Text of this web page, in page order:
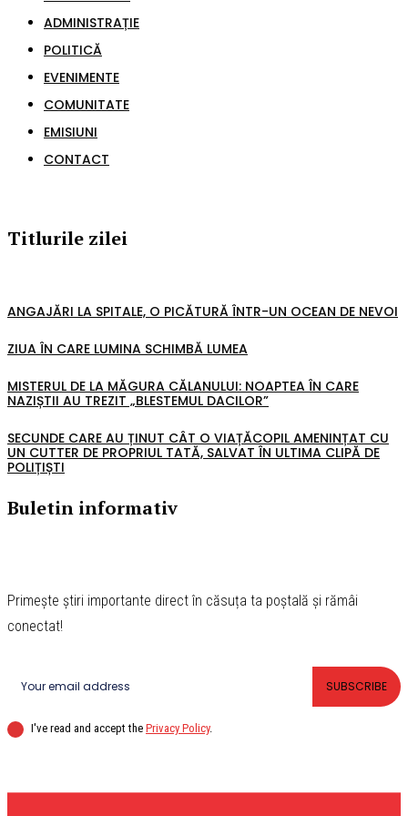
ADMINISTRAȚIE
POLITICĂ
EVENIMENTE
COMUNITATE
EMISIUNI
CONTACT
Titlurile zilei
ANGAJĂRI LA SPITALE, O PICĂTURĂ ÎNTR-UN OCEAN DE NEVOI
ZIUA ÎN CARE LUMINA SCHIMBĂ LUMEA
MISTERUL DE LA MĂGURA CĂLANULUI: NOAPTEA ÎN CARE
NAZIȘTII AU TREZIT „BLESTEMUL DACILOR”
SECUNDE CARE AU ȚINUT CÂT O VIAȚĂCOPIL AMENINȚAT CU
UN CUTTER DE PROPRIUL TATĂ, SALVAT ÎN ULTIMA CLIPĂ DE
POLIȚIȘTI
Buletin informativ
Primește știri importante direct în căsuța ta poștală și rămâi
conectat!
SUBSCRIBE
I've read and accept the Privacy Policy.